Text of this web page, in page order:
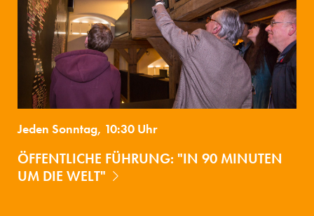
Jeden Sonntag, 10:30 Uhr
ÖFFENTLICHE FÜHRUNG: "IN 90 MINUTEN
UM DIE WELT"